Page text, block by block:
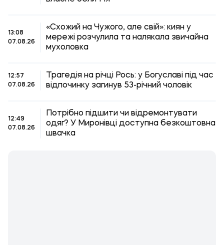
13:08
07.08.26
«Схожий на Чужого, але свій»: киян у
мережі розчулила та налякала звичайна
мухоловка
12:57
07.08.26
Трагедія на річці Рось: у Богуславі під час
відпочинку загинув 53-річний чоловік
12:49
07.08.26
Потрібно підшити чи відремонтувати
одяг? У Миронівці доступна безкоштовна
швачка